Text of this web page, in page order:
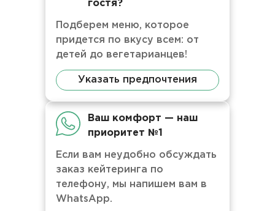
гостя?
Подберем меню, которое
придется по вкусу всем: от
детей до вегетарианцев!
Указать предпочтения
Ваш комфорт — наш
приоритет №1
Если вам неудобно обсуждать
заказ кейтеринга по
телефону, мы напишем вам в
WhatsApp.